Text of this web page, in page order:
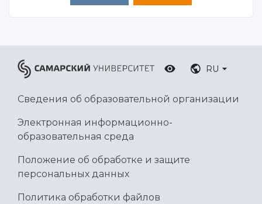
RU
Сведения об образовательной организации
Электронная информационно-
образовательная среда
Положение об обработке и защите
персональных данных
Политика обработки файлов